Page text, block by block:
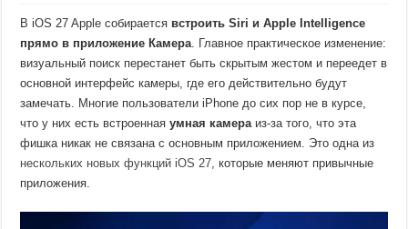
В iOS 27 Apple собирается встроить Siri и Apple Intelligence
прямо в приложение Камера. Главное практическое изменение:
визуальный поиск перестанет быть скрытым жестом и переедет в
основной интерфейс камеры, где его действительно будут
замечать. Многие пользователи iPhone до сих пор не в курсе,
что у них есть встроеннаяумная камераиз-за того, что эта
фишка никак не связана с основным приложением. Это одна из
нескольких новых функций iOS 27, которые меняют привычные
приложения.